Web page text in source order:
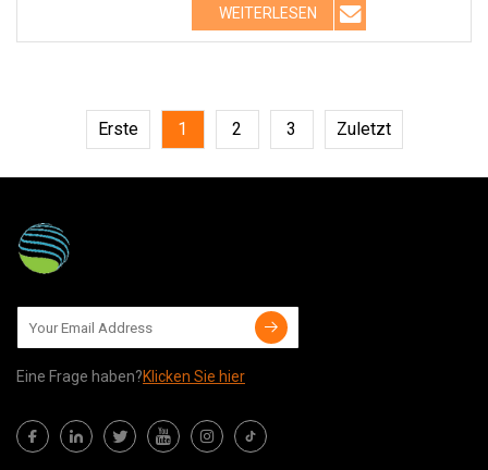
WEITERLESEN
Erste 1 2 3 Zuletzt
Eine Frage haben?Klicken Sie hier